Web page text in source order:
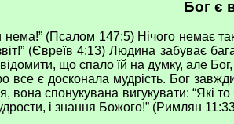
Бог є
(Псалом 147:5) Нічого немає
(Євреїв 4:13) Людина забуває
що спало їй на думку, але
є досконала мудрість. Бог
спонукувана вигукувати: “Які
і знання Божого!” (Римлян